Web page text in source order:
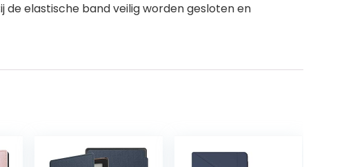
elastische band veilig worden gesloten en